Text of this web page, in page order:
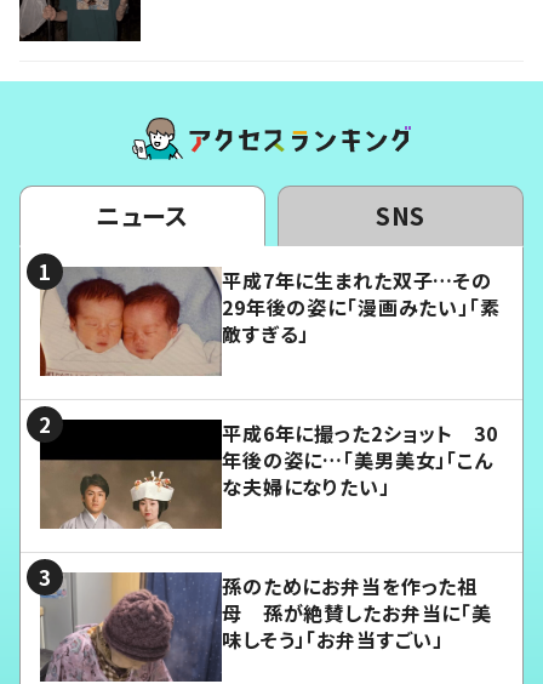
ニュース SNS
平成7年に生まれた双子…その
29年後の姿に「漫画みたい」「素
敵すぎる」
平成6年に撮った2ショット 30
年後の姿に…「美男美女」「こん
な夫婦になりたい」
孫のためにお弁当を作った祖
母 孫が絶賛したお弁当に「美
味しそう」「お弁当すごい」